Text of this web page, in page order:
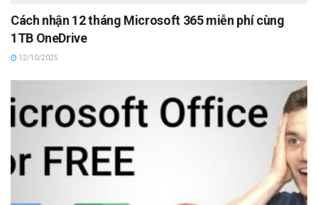
Cách nhận 12 tháng Microsoft 365 miễn phí cùng
1TB OneDrive
12/10/2025